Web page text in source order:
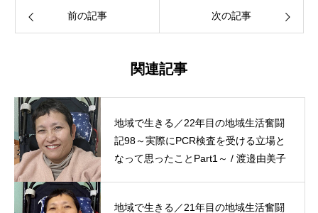
前の記事 次の記事
関連記事
地域で生きる／22年目の地域生活奮闘
記98～実際にPCR検査を受ける立場と
なって思ったことPart1～ / 渡邉由美子
地域で生きる／21年目の地域生活奮闘